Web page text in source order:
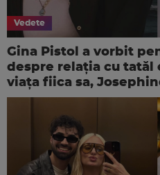
Vedete
Gina Pistol a vorbit
despre relația cu tatăl
viața fiica sa,